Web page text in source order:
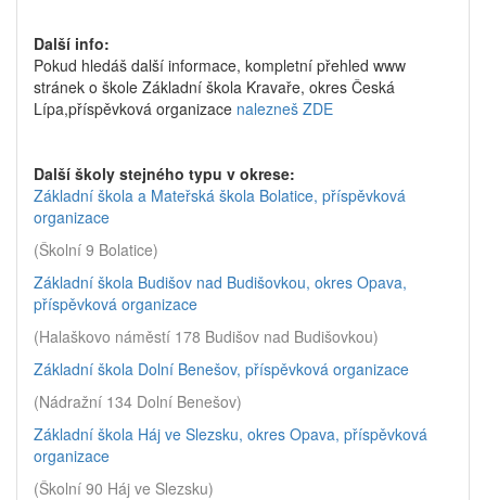
Další info:
Pokud hledáš další informace, kompletní přehled www
stránek o škole Základní škola Kravaře, okres Česká
Lípa,příspěvková organizace nalezneš ZDE
Další školy stejného typu v okrese:
Základní škola a Mateřská škola Bolatice, příspěvková
organizace
(Školní 9 Bolatice)
Základní škola Budišov nad Budišovkou, okres Opava,
příspěvková organizace
(Halaškovo náměstí 178 Budišov nad Budišovkou)
Základní škola Dolní Benešov, příspěvková organizace
(Nádražní 134 Dolní Benešov)
Základní škola Háj ve Slezsku, okres Opava, příspěvková
organizace
(Školní 90 Háj ve Slezsku)